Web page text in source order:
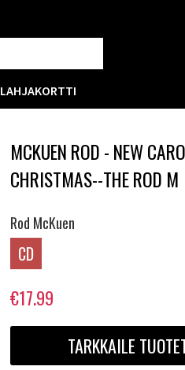
LAHJAKORTTI
MCKUEN ROD - NEW
CHRISTMAS--THE ROD M
Rod McKuen
CD
€17.99
TARKKAILE